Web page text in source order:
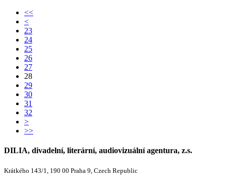
<<
<
23
24
25
26
27
28
29
30
31
32
>
>>
DILIA, divadelní, literární, audiovizuální agentura, z.s.
Krátkého 143/1, 190 00 Praha 9, Czech Republic